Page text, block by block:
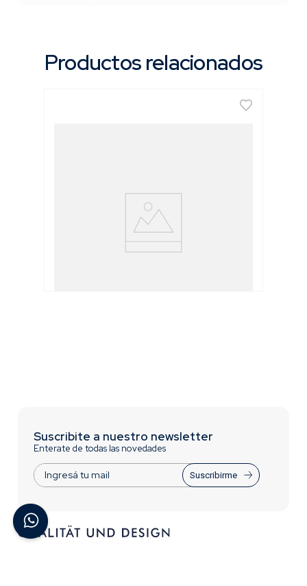
Productos relacionados
Juego de Machos & Cojinetes [60 Pzs]
Suscribite a nuestro newsletter
Enterate de todas las novedades
Suscribirme